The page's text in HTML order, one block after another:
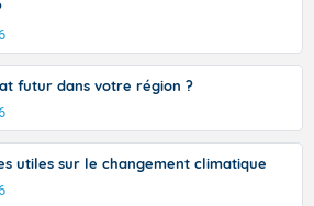
futur dans votre région ?
utiles sur le changement climatique